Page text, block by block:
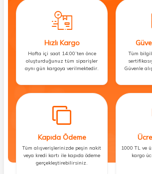
Hızlı Kargo
Hafta içi saat 14:00’ten önce
oluşturduğunuz tüm siparişler
aynı gün kargoya verilmektedir.
Tüm
Güvenle
Kapıda Ödeme
Tüm alışverişlerinizde peşin nakit
veya kredi kartı ile kapıda ödeme
gerçekleştirebilirsiniz.
1000 TL ve
kargo